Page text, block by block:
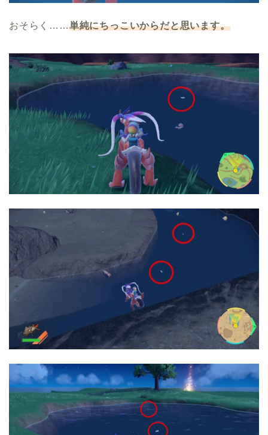
おそらく……単純にちっこいからだと思います。